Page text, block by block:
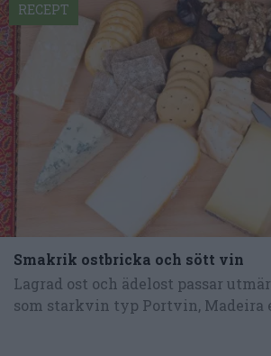
Smakrik ostbricka och sött vin
Lagrad ost och ädelost passar
som starkvin typ Portvin, Madeira
RECEPT